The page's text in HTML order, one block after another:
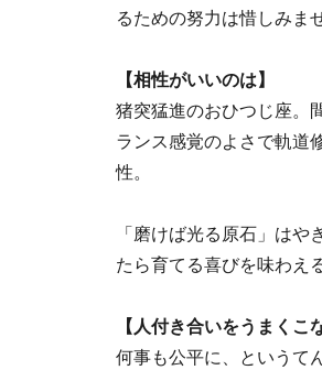
るための努力は惜しみま
【相性がいいのは】
猪突猛進のおひつじ座。
ランス感覚のよさで軌道
性。
「磨けば光る原石」は
たら育てる喜びを味わえ
【人付き合いをうまくこ
何事も公平に、というて